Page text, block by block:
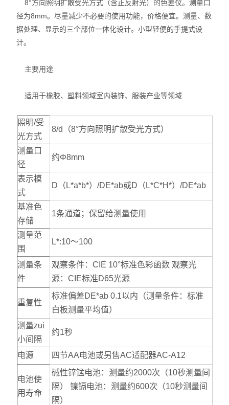
8°方向照明扩散受光方式（含正反射光）的色差仪。测量口
径为8mm。尽量减少不必要的使用功能，价格便宜。测量、数
据处理、显示的三个部位一体化设计。小型轻便的手提式设
计。
主要用途
适用于橡胶、塑料领域室内装饰、服装产业等领域
照明/受
光方式
8/d（8°方向照明扩散受光方式）
测量口
径
约Φ8mm
表示模
式
D（L*a*b*）/DE*ab或D（L*C*H*）/DE*ab
基准色
存储
1条通道；保留给测量使用
测量范
围
L*:10～100
测量条
件
观察条件：CIE 10°标准色彩函数 观察光
源：CIE标准D65光源
重复性
标准偏差DE*ab 0.1以内（测量条件：标准
白板测量平均值）
测量zui
小间隔
约1秒
电源 四节AA电池或另售AC适配器AC-A12
电池使
用寿命
碱性锌锰电池：测量约2000次（10秒测量间
隔） 镍镉电池：测量约600次（10秒测量间
隔）